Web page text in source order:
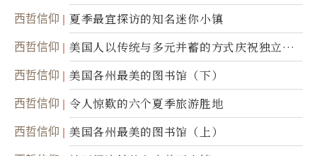
西哲信仰 夏季最宜探访的知名迷你小镇
西哲信仰
美国人以传统与多元并蓄的方式庆祝独立日2
50周年
西哲信仰 美国各州最美的图书馆（下）
西哲信仰 令人惊歎的六个夏季旅游胜地
西哲信仰 美国各州最美的图书馆（上）